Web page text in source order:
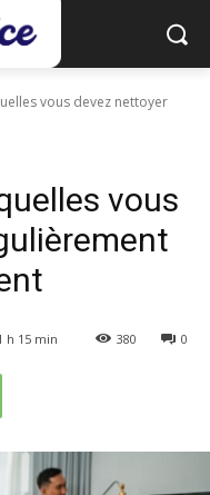
vous devez nettoyer
vous
h 15 min 0
380